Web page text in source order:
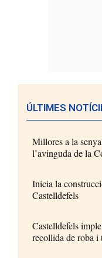
ÚLTIMES
Millores a la
l’avinguda de la
Inicia la
Castelldefels
Castelldefels
recollida de roba i